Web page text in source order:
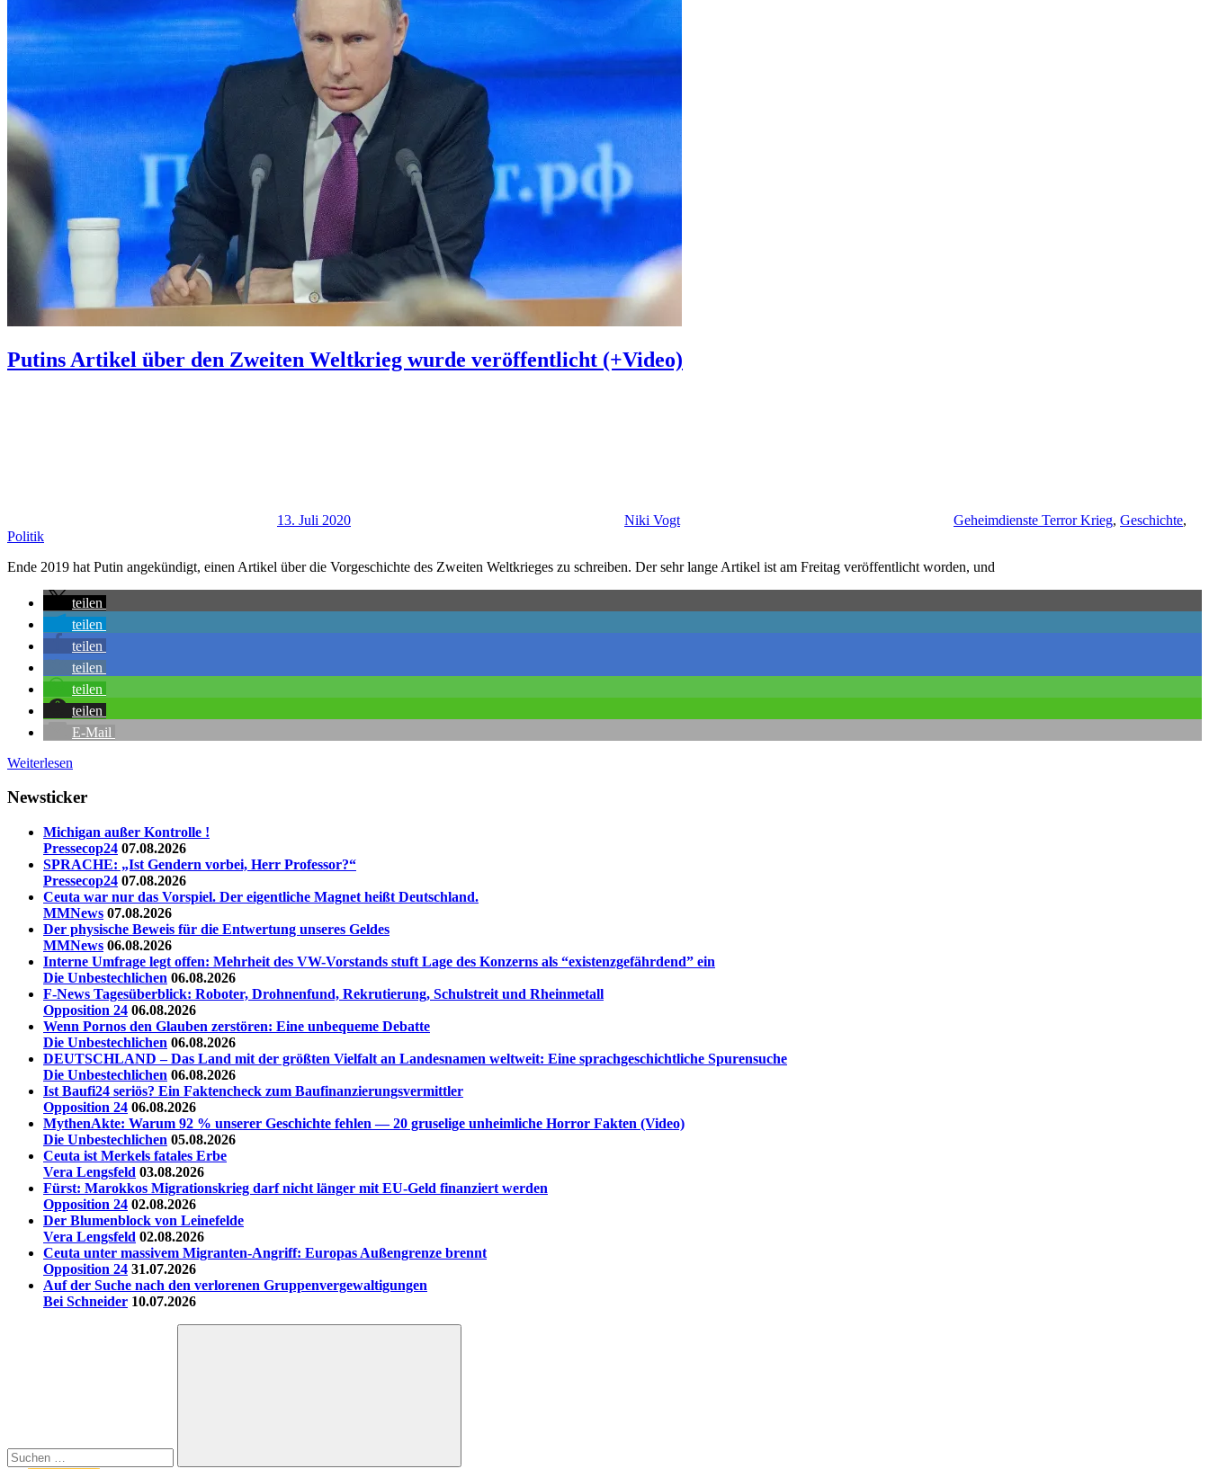
Putins Artikel über den Zweiten Weltkrieg wurde veröffentlicht (+Video)
13. Juli 2020 Niki Vogt Geheimdienste Terror Krieg, Geschichte,
Politik
Ende 2019 hat Putin angekündigt, einen Artikel über die Vorgeschichte des Zweiten Weltkrieges zu schreiben. Der sehr lange Artikel ist am Freitag veröffentlicht worden, und
teilen
teilen
teilen
teilen
teilen
teilen
E-Mail
Weiterlesen
Newsticker
Michigan außer Kontrolle !
Pressecop24 07.08.2026
SPRACHE: „Ist Gendern vorbei, Herr Professor?“
Pressecop24 07.08.2026
Ceuta war nur das Vorspiel. Der eigentliche Magnet heißt Deutschland.
MMNews 07.08.2026
Der physische Beweis für die Entwertung unseres Geldes
MMNews 06.08.2026
Interne Umfrage legt offen: Mehrheit des VW-Vorstands stuft Lage des Konzerns als “existenzgefährdend” ein
Die Unbestechlichen 06.08.2026
F-News Tagesüberblick: Roboter, Drohnenfund, Rekrutierung, Schulstreit und Rheinmetall
Opposition 24 06.08.2026
Wenn Pornos den Glauben zerstören: Eine unbequeme Debatte
Die Unbestechlichen 06.08.2026
DEUTSCHLAND – Das Land mit der größten Vielfalt an Landesnamen weltweit: Eine sprachgeschichtliche Spurensuche
Die Unbestechlichen 06.08.2026
Ist Baufi24 seriös? Ein Faktencheck zum Baufinanzierungsvermittler
Opposition 24 06.08.2026
MythenAkte: Warum 92 % unserer Geschichte fehlen — 20 gruselige unheimliche Horror Fakten (Video)
Die Unbestechlichen 05.08.2026
Ceuta ist Merkels fatales Erbe
Vera Lengsfeld 03.08.2026
Fürst: Marokkos Migrationskrieg darf nicht länger mit EU-Geld finanziert werden
Opposition 24 02.08.2026
Der Blumenblock von Leinefelde
Vera Lengsfeld 02.08.2026
Ceuta unter massivem Migranten-Angriff: Europas Außengrenze brennt
Opposition 24 31.07.2026
Auf der Suche nach den verlorenen Gruppenvergewaltigungen
Bei Schneider 10.07.2026